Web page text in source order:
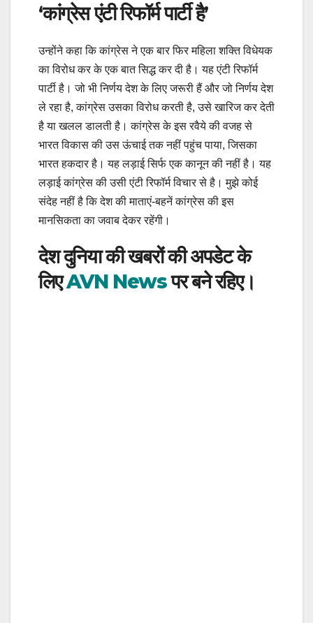
‘कांग्रेस एंटी रिफॉर्म पार्टी है’
उन्होंने कहा कि कांग्रेस ने एक बार फिर महिला शक्ति विधेयक
का विरोध कर के एक बात सिद्ध कर दी है। यह एंटी रिफॉर्म
पार्टी है। जो भी निर्णय देश के लिए जरूरी हैं और जो निर्णय देश
ले रहा है, कांग्रेस उसका विरोध करती है, उसे खारिज कर देती
है या खलल डालती है। कांग्रेस के इस रवैये की वजह से
भारत विकास की उस ऊंचाई तक नहीं पहुंच पाया, जिसका
भारत हकदार है। यह लड़ाई सिर्फ एक कानून की नहीं है। यह
लड़ाई कांग्रेस की उसी एंटी रिफॉर्म विचार से है। मुझे कोई
संदेह नहीं है कि देश की माताएं-बहनें कांग्रेस की इस
मानसिकता का जवाब देकर रहेंगी।
देश दुनिया की खबरों की अपडेट के
लिएAVN Newsपर बने रहिए।